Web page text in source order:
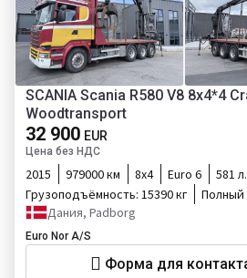
SCANIA Scania R580 V8 8x4*4
Woodtransport
32 900 EUR
Цена без НДС
2015 979000 км 8х4 Euro 6
581
Грузоподъёмность: 15390 кг Полный
Дания, Padborg
Euro Nor A/S
Форма для